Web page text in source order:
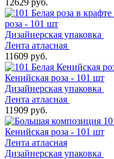
роза - 101 шт
Дизайнерская упаковка
Лента атласная
11609 руб.
Кенийская роза - 101 шт
Дизайнерская упаковка
Лента атласная
11909 руб.
Кенийская роза - 101 шт
Лента атласная
Дизайнерская упаковка